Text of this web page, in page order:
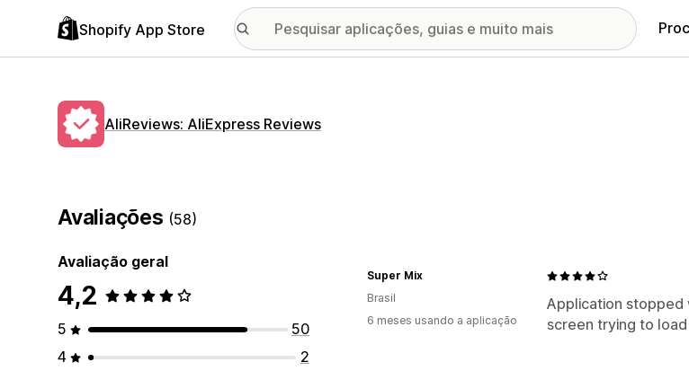
Shopify App Store
AliReviews: AliExpress Reviews
Avaliações (58)
Avaliação geral
4,2
5
50
4
2
Application stopped
screen trying to
Super Mix
Brasil
6 meses usando a aplicação